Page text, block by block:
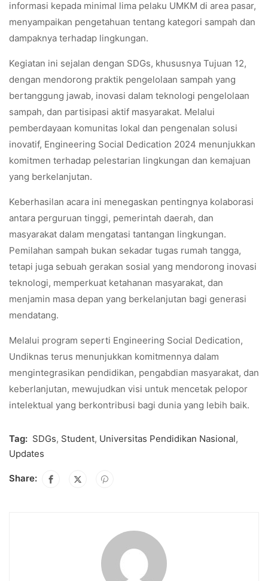
informasi kepada minimal lima pelaku UMKM di area pasar,
menyampaikan pengetahuan tentang kategori sampah dan
dampaknya terhadap lingkungan.
Kegiatan ini sejalan dengan SDGs, khususnya Tujuan 12,
dengan mendorong praktik pengelolaan sampah yang
bertanggung jawab, inovasi dalam teknologi pengelolaan
sampah, dan partisipasi aktif masyarakat. Melalui
pemberdayaan komunitas lokal dan pengenalan solusi
inovatif, Engineering Social Dedication 2024 menunjukkan
komitmen terhadap pelestarian lingkungan dan kemajuan
yang berkelanjutan.
Keberhasilan acara ini menegaskan pentingnya kolaborasi
antara perguruan tinggi, pemerintah daerah, dan
masyarakat dalam mengatasi tantangan lingkungan.
Pemilahan sampah bukan sekadar tugas rumah tangga,
tetapi juga sebuah gerakan sosial yang mendorong inovasi
teknologi, memperkuat ketahanan masyarakat, dan
menjamin masa depan yang berkelanjutan bagi generasi
mendatang.
Melalui program seperti Engineering Social Dedication,
Undiknas terus menunjukkan komitmennya dalam
mengintegrasikan pendidikan, pengabdian masyarakat, dan
keberlanjutan, mewujudkan visi untuk mencetak pelopor
intelektual yang berkontribusi bagi dunia yang lebih baik.
Tag: SDGs, Student, Universitas Pendidikan Nasional,
Updates
Share: